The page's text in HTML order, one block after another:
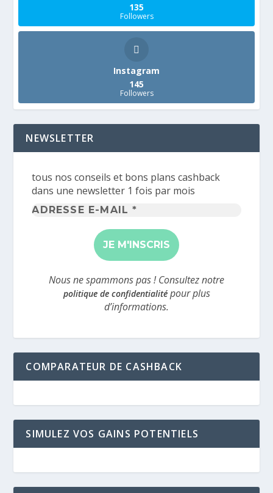
135
Followers
Instagram
145
Followers
NEWSLETTER
tous nos conseils et bons plans cashback
dans une newsletter 1 fois par mois
Adresse
mail
*
Nous ne spammons pas ! Consultez notre
politique de confidentialitépour plus
d’informations.
COMPARATEUR DE CASHBACK
SIMULEZ VOS GAINS POTENTIELS